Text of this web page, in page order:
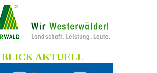
BLICK AKTUELL